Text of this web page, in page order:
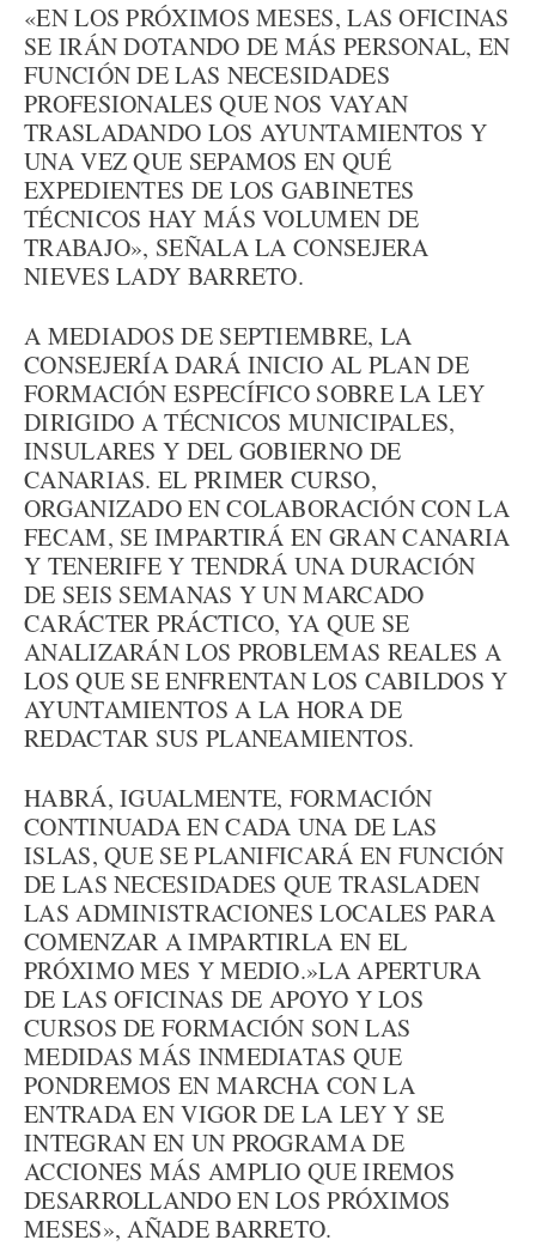
«EN LOS PRÓXIMOS MESES, LAS OFICINAS
SE IRÁN DOTANDO DE MÁS PERSONAL, EN
FUNCIÓN DE LAS NECESIDADES
PROFESIONALES QUE NOS VAYAN
TRASLADANDO LOS AYUNTAMIENTOS Y
UNA VEZ QUE SEPAMOS EN QUÉ
EXPEDIENTES DE LOS GABINETES
TÉCNICOS HAY MÁS VOLUMEN DE
TRABAJO», SEÑALA LA CONSEJERA
NIEVES LADY BARRETO.
A MEDIADOS DE SEPTIEMBRE, LA
CONSEJERÍA DARÁ INICIO AL PLAN DE
FORMACIÓN ESPECÍFICO SOBRE LA LEY
DIRIGIDO A TÉCNICOS MUNICIPALES,
INSULARES Y DEL GOBIERNO DE
CANARIAS. EL PRIMER CURSO,
ORGANIZADO EN COLABORACIÓN CON LA
FECAM, SE IMPARTIRÁ EN GRAN CANARIA
Y TENERIFE Y TENDRÁ UNA DURACIÓN
DE SEIS SEMANAS Y UN MARCADO
CARÁCTER PRÁCTICO, YA QUE SE
ANALIZARÁN LOS PROBLEMAS REALES A
LOS QUE SE ENFRENTAN LOS CABILDOS Y
AYUNTAMIENTOS A LA HORA DE
REDACTAR SUS PLANEAMIENTOS.
HABRÁ, IGUALMENTE, FORMACIÓN
CONTINUADA EN CADA UNA DE LAS
ISLAS, QUE SE PLANIFICARÁ EN FUNCIÓN
DE LAS NECESIDADES QUE TRASLADEN
LAS ADMINISTRACIONES LOCALES PARA
COMENZAR A IMPARTIRLA EN EL
PRÓXIMO MES Y MEDIO.»LA APERTURA
DE LAS OFICINAS DE APOYO Y LOS
CURSOS DE FORMACIÓN SON LAS
MEDIDAS MÁS INMEDIATAS QUE
PONDREMOS EN MARCHA CON LA
ENTRADA EN VIGOR DE LA LEY Y SE
INTEGRAN EN UN PROGRAMA DE
ACCIONES MÁS AMPLIO QUE IREMOS
DESARROLLANDO EN LOS PRÓXIMOS
MESES», AÑADE BARRETO.